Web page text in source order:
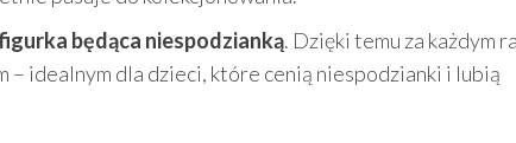
będąca niespodzianką. Dzięki temu za każdym
– idealnym dla dzieci, które cenią niespodzianki i lubią